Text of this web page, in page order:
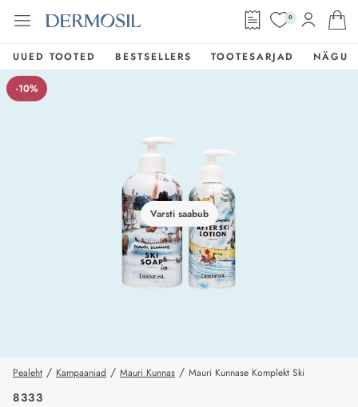
0
UUED TOOTED BESTSELLERS TOOTESARJAD NÄGU
Varsti saabub
-10%
Pealeht / Kampaaniad / Mauri Kunnas / Mauri Kunnase Komplekt Ski
8333